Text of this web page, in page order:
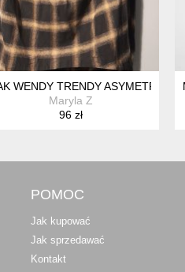
WENDY TRENDY
Maryla Z
96 zł
POMOC
Jak kupować
Jak sprzedawać
Kontakt